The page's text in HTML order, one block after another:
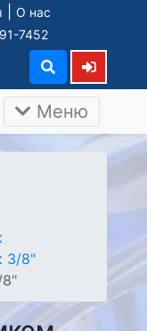
О нас
7452
Меню
3/8"